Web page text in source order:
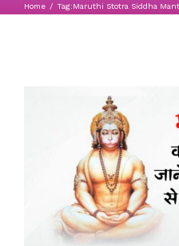
Home / Tag:Maruthi Stotra Siddha